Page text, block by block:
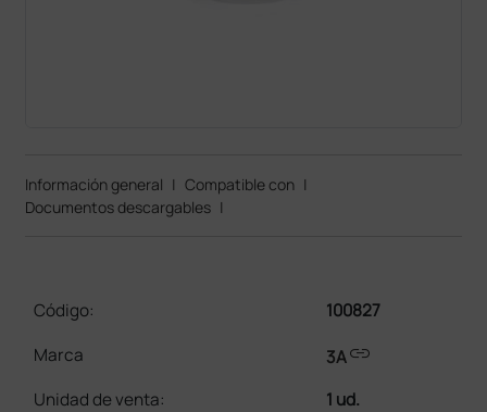
Información general | Compatible con |
Documentos descargables |
Código:
100827
Marca
3Alink
Unidad de venta:
1 ud.